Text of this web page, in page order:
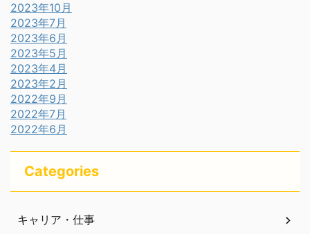
2023年10月
2023年7月
2023年6月
2023年5月
2023年4月
2023年2月
2022年9月
2022年7月
2022年6月
Categories
キャリア・仕事